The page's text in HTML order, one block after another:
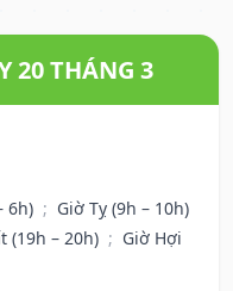
20 THÁNG 3
6h) ; Giờ Tỵ (9h – 10h)
(19h – 20h) ; Giờ Hợi